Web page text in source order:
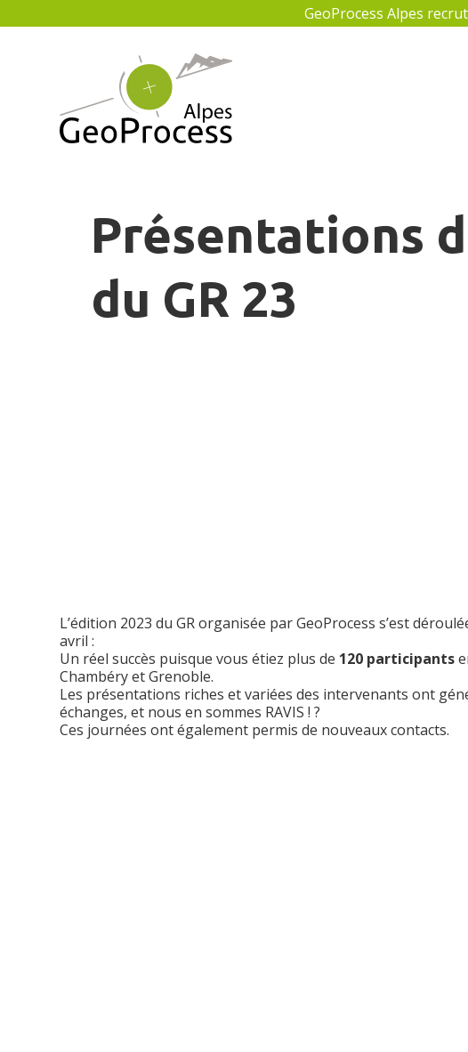
GeoProcess Alpes
Présentations
du GR 23
L’édition 2023 du GR organisée par GeoProcess s’est
avril :
Un réel succès puisque vous étiez plus de 120 participants
Chambéry et Grenoble.
Les présentations riches et variées des intervenants ont
échanges, et nous en sommes RAVIS ! ?
Ces journées ont également permis de nouveaux contacts.